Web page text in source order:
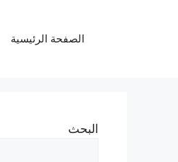
الصفحة الرئيسية
البحث